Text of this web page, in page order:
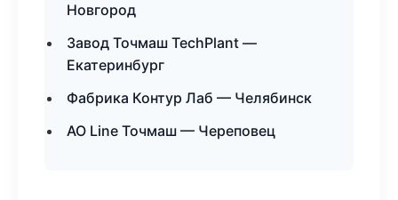
Новгород
Завод Точмаш TechPlant —
Екатеринбург
Фабрика Контур Лаб — Челябинск
АО Line Точмаш — Череповец